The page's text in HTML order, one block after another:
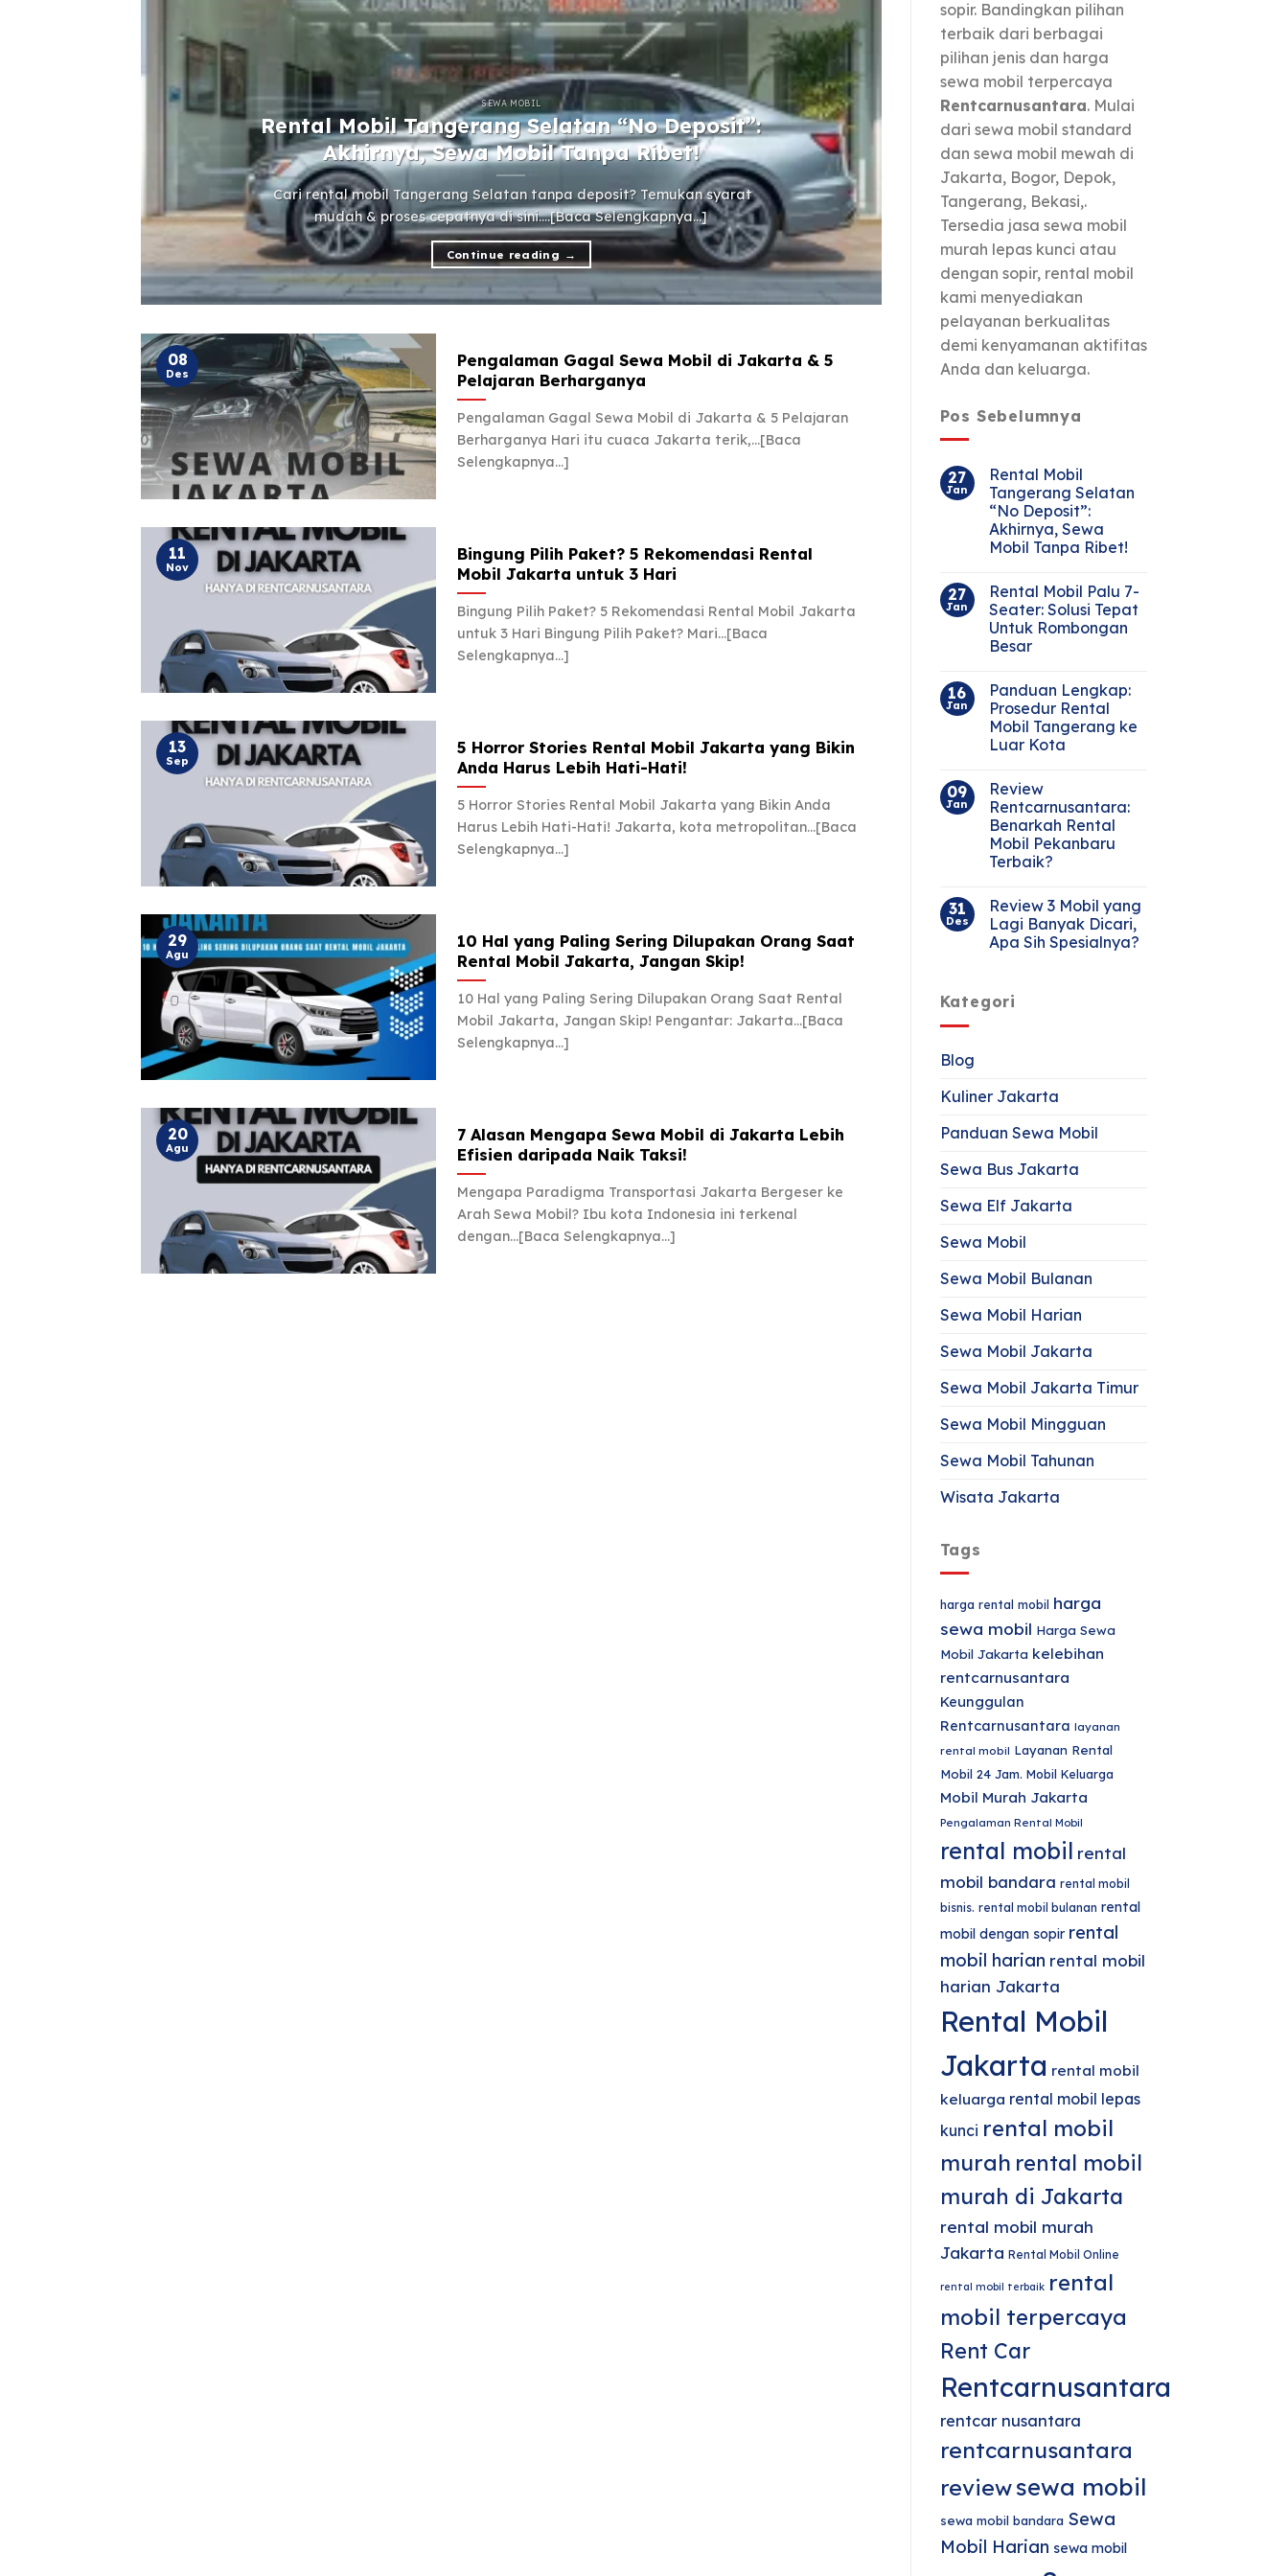
SEWA MOBIL
Rental Mobil Tangerang Selatan “No Deposit”:
Akhirnya, Sewa Mobil Tanpa Ribet!
Cari rental mobil Tangerang Selatan tanpa deposit? Temukan syarat
mudah & proses cepatnya di sini....[Baca Selengkapnya...]
Continue reading →
Rental Mobil Palu 7-
Butuh rental mobil Palu 7-seater?
luas & bagasi lega dengan
Pengalaman Gagal Sewa Mobil di Jakarta & 5
Pelajaran Berharganya
Pengalaman Gagal Sewa Mobil di Jakarta & 5 Pelajaran
Berharganya Hari itu cuaca Jakarta terik,...[Baca
Selengkapnya...]
08
Des
Bingung Pilih Paket? 5 Rekomendasi Rental
Mobil Jakarta untuk 3 Hari
Bingung Pilih Paket? 5 Rekomendasi Rental Mobil Jakarta
untuk 3 Hari Bingung Pilih Paket? Mari...[Baca
Selengkapnya...]
11
Nov
5 Horror Stories Rental Mobil Jakarta yang Bikin
Anda Harus Lebih Hati-Hati!
5 Horror Stories Rental Mobil Jakarta yang Bikin Anda
Harus Lebih Hati-Hati! Jakarta, kota metropolitan...[Baca
Selengkapnya...]
13
Sep
10 Hal yang Paling Sering Dilupakan Orang Saat
Rental Mobil Jakarta, Jangan Skip!
10 Hal yang Paling Sering Dilupakan Orang Saat Rental
Mobil Jakarta, Jangan Skip! Pengantar: Jakarta...[Baca
Selengkapnya...]
29
Agu
7 Alasan Mengapa Sewa Mobil di Jakarta Lebih
Efisien daripada Naik Taksi!
Mengapa Paradigma Transportasi Jakarta Bergeser ke
Arah Sewa Mobil? Ibu kota Indonesia ini terkenal
dengan...[Baca Selengkapnya...]
20
Agu
sopir. Bandingkan pilihan
terbaik dari berbagai
pilihan jenis dan harga
sewa mobil terpercaya
Rentcarnusantara. Mulai
dari sewa mobil standard
dan sewa mobil mewah di
Jakarta, Bogor, Depok,
Tangerang, Bekasi,.
Tersedia jasa sewa mobil
murah lepas kunci atau
dengan sopir, rental mobil
kami menyediakan
pelayanan berkualitas
demi kenyamanan aktifitas
Anda dan keluarga.
Pos Sebelumnya
27
Jan
Rental Mobil
Tangerang Selatan
“No Deposit”:
Akhirnya, Sewa
Mobil Tanpa Ribet!
27
Jan
Rental Mobil Palu 7-
Seater: Solusi Tepat
Untuk Rombongan
Besar
16
Jan
Panduan Lengkap:
Prosedur Rental
Mobil Tangerang ke
Luar Kota
09
Jan
Review
Rentcarnusantara:
Benarkah Rental
Mobil Pekanbaru
Terbaik?
31
Des
Review 3 Mobil yang
Lagi Banyak Dicari,
Apa Sih Spesialnya?
Kategori
Blog
Kuliner Jakarta
Panduan Sewa Mobil
Sewa Bus Jakarta
Sewa Elf Jakarta
Sewa Mobil
Sewa Mobil Bulanan
Sewa Mobil Harian
Sewa Mobil Jakarta
Sewa Mobil Jakarta Timur
Sewa Mobil Mingguan
Sewa Mobil Tahunan
Wisata Jakarta
Tags
harga rental mobil harga
sewa mobil Harga Sewa
Mobil Jakarta kelebihan
rentcarnusantara
Keunggulan
Rentcarnusantara layanan
rental mobil Layanan Rental
Mobil 24 Jam. Mobil Keluarga
Mobil Murah Jakarta
Pengalaman Rental Mobil
rental mobil rental
mobil bandara rental mobil
bisnis. rental mobil bulanan rental
mobil dengan sopir rental
mobil harian rental mobil
harian Jakarta
Rental Mobil
Jakarta rental mobil
keluarga rental mobil lepas
kunci rental mobil
murah rental mobil
murah di Jakarta
rental mobil murah
Jakarta Rental Mobil Online
rental mobil terbaik rental
mobil terpercaya
Rent Car
Rentcarnusantara
rentcar nusantara
rentcarnusantara
reviewsewa mobil
sewa mobil bandara Sewa
Mobil Harian sewa mobil